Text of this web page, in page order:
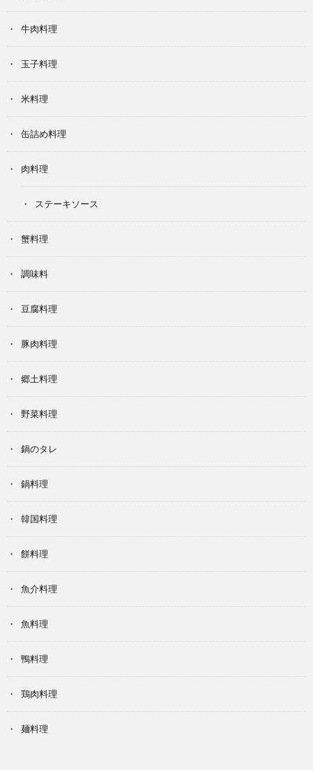
牛肉料理
玉子料理
米料理
缶詰め料理
肉料理
ステーキソース
蟹料理
調味料
豆腐料理
豚肉料理
郷土料理
野菜料理
鍋のタレ
鍋料理
韓国料理
餅料理
魚介料理
魚料理
鴨料理
鶏肉料理
麺料理